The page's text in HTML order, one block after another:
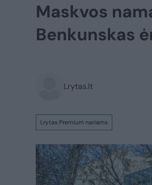
Maskvos
Benkunskas
Lrytas.lt
Lrytas Premium nariams